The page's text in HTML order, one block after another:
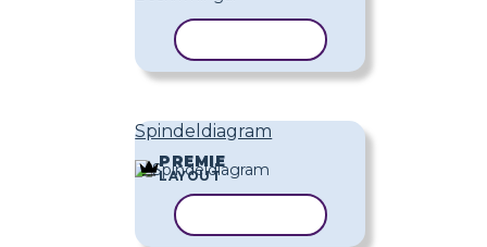
Spindeldiagram
PREMIE
LAYOUT